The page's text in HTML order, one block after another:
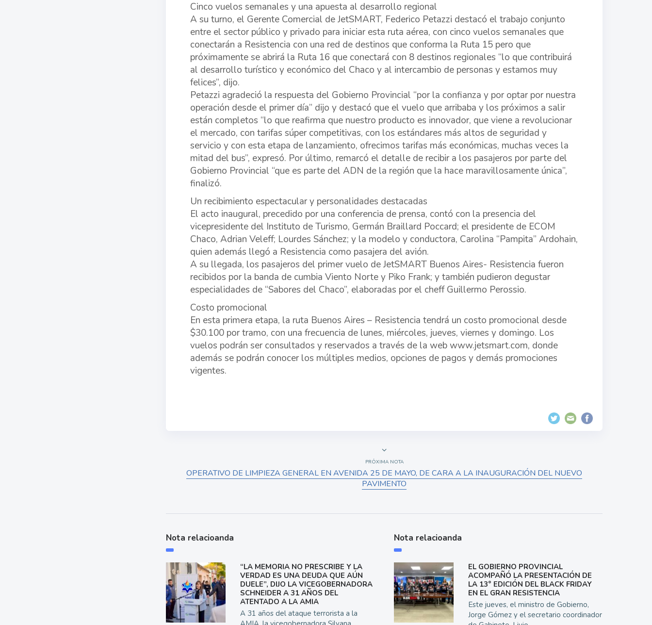
Cinco vuelos semanales y una apuesta al desarrollo regional
A su turno, el Gerente Comercial de JetSMART, Federico Petazzi destacó el trabajo conjunto
entre el sector público y privado para iniciar esta ruta aérea, con cinco vuelos semanales que
conectarán a Resistencia con una red de destinos que conforma la Ruta 15 pero que
próximamente se abrirá la Ruta 16 que conectará con 8 destinos regionales “lo que contribuirá
al desarrollo turístico y económico del Chaco y al intercambio de personas y estamos muy
felices”, dijo.
Petazzi agradeció la respuesta del Gobierno Provincial “por la confianza y por optar por nuestra
operación desde el primer día” dijo y destacó que el vuelo que arribaba y los próximos a salir
están completos “lo que reafirma que nuestro producto es innovador, que viene a revolucionar
el mercado, con tarifas súper competitivas, con los estándares más altos de seguridad y
servicio y con esta etapa de lanzamiento, ofrecimos tarifas más económicas, muchas veces la
mitad del bus”, expresó. Por último, remarcó el detalle de recibir a los pasajeros por parte del
Gobierno Provincial “que es parte del ADN de la región que la hace maravillosamente única”,
finalizó.
Un recibimiento espectacular y personalidades destacadas
El acto inaugural, precedido por una conferencia de prensa, contó con la presencia del
vicepresidente del Instituto de Turismo, Germán Braillard Poccard; el presidente de ECOM
Chaco, Adrian Veleff; Lourdes Sánchez; y la modelo y conductora, Carolina “Pampita” Ardohain,
quien además llegó a Resistencia como pasajera del avión.
A su llegada, los pasajeros del primer vuelo de JetSMART Buenos Aires- Resistencia fueron
recibidos por la banda de cumbia Viento Norte y Piko Frank; y también pudieron degustar
especialidades de “Sabores del Chaco”, elaboradas por el cheff Guillermo Perossio.
Costo promocional
En esta primera etapa, la ruta Buenos Aires – Resistencia tendrá un costo promocional desde
$30.100 por tramo, con una frecuencia de lunes, miércoles, jueves, viernes y domingo. Los
vuelos podrán ser consultados y reservados a través de la web www.jetsmart.com, donde
además se podrán conocer los múltiples medios, opciones de pagos y demás promociones
vigentes.
PRÓXIMA NOTA
OPERATIVO DE LIMPIEZA GENERAL EN AVENIDA 25 DE MAYO, DE CARA A LA INAUGURACIÓN DEL NUEVO
PAVIMENTO
Nota relacioanda
“LA MEMORIA NO PRESCRIBE Y LA
VERDAD ES UNA DEUDA QUE AÚN
DUELE”, DIJO LA VICEGOBERNADORA
SCHNEIDER A 31 AÑOS DEL
ATENTADO A LA AMIA
A 31 años del ataque terrorista a la
Nota relacioanda
EL GOBIERNO PROVINCIAL
ACOMPAÑÓ LA PRESENTACIÓN DE
LA 13° EDICIÓN DEL BLACK FRIDAY
EN EL GRAN RESISTENCIA
Este jueves, el ministro de Gobierno,
Jorge Gómez y el secretario coordinador